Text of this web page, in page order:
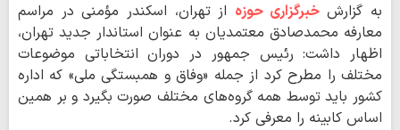
به گزارشخبرگزاری حوزه از تهران، اسکندر مؤمنی در مراسم
معارفه محمدصادق معتمدیان به عنوان استاندار جدید تهران،
اظهار داشت: رئیس جمهور در دوران انتخاباتی موضوعات
مختلف را مطرح کرد از جمله «وفاق و همبستگی ملی» که اداره
کشور باید توسط همه گروه‌های مختلف صورت بگیرد و بر همین
اساس کابینه را معرفی کرد.